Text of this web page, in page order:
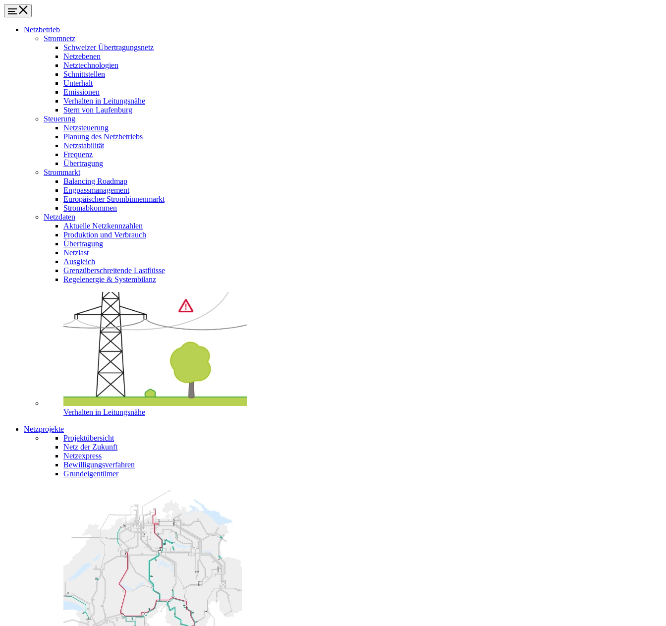
Netzbetrieb
Stromnetz
Schweizer Übertragungsnetz
Netzebenen
Netztechnologien
Schnittstellen
Unterhalt
Emissionen
Verhalten in Leitungsnähe
Stern von Laufenburg
Steuerung
Netzsteuerung
Planung des Netzbetriebs
Netzstabilität
Frequenz
Übertragung
Strommarkt
Balancing Roadmap
Engpassmanagement
Europäischer Strombinnenmarkt
Stromabkommen
Netzdaten
Aktuelle Netzkennzahlen
Produktion und Verbrauch
Übertragung
Netzlast
Ausgleich
Grenzüberschreitende Lastflüsse
Regelenergie & Systembilanz
Verhalten in Leitungsnähe
Netzprojekte
Projektübersicht
Netz der Zukunft
Netzexpress
Bewilligungsverfahren
Grundeigentümer